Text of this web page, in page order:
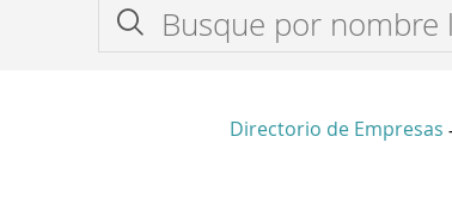
Directorio de Empresas